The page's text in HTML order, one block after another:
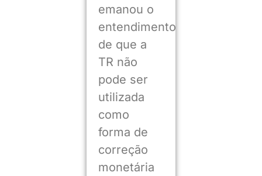
emanou o
entendimento
de que a
TR não
pode ser
utilizada
como
forma de
correção
monetária